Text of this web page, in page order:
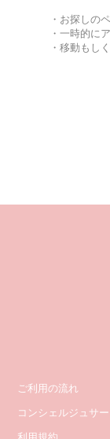
・お探しの
・一時的に
・移動もし
ご利用の流れ
コンシェルジュサー